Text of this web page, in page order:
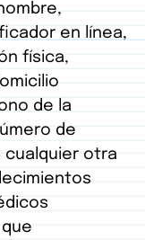
en línea,
física,
de la
de
otra